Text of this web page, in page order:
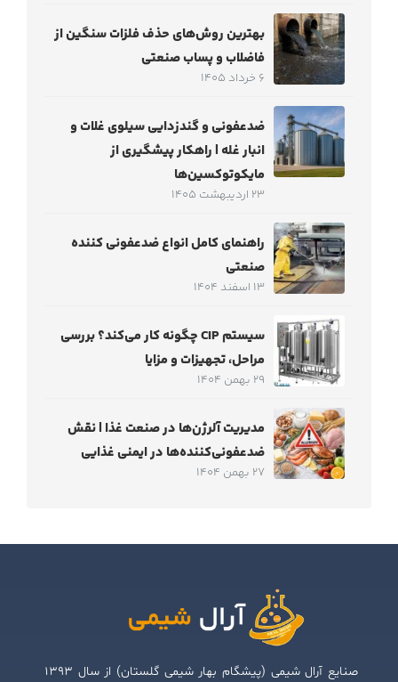
بهترین روش‌های حذف فلزات سنگین از
فاضلاب و پساب صنعتی
6 خرداد 1405
ضدعفونی و گندزدایی سیلوی غلات و
انبار غله | راهکار پیشگیری از
مایکوتوکسین‌ها
23 اردیبهشت 1405
راهنمای کامل انواع ضدعفونی کننده
صنعتی
13 اسفند 1404
سیستم CIP چگونه کار می‌کند؟ بررسی
مراحل، تجهیزات و مزایا
29 بهمن 1404
مدیریت آلرژن‌ها در صنعت غذا | نقش
ضدعفونی‌کننده‌ها در ایمنی غذایی
27 بهمن 1404
صنایع آرال شیمی (پیشگام بهار شیمی گلستان) از سال ۱۳۹۳